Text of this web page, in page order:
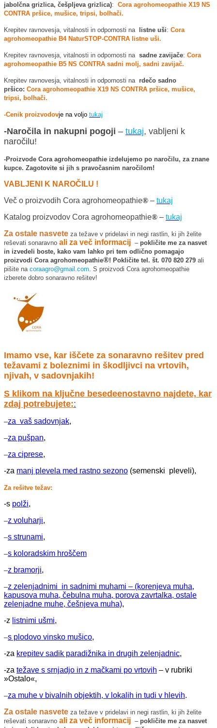
jabolčna grizlica, češpljeva grizlica): Cora agrohomeopathie X19 NS
CONTRA pršice, mušice, tripsi, bolhači.
Krepitev ravnovesja, vitalnosti in odpornosti na listne uši: Cora
agrohomeopathie B4 NaturSTOP-CONTRA listne uši.
Krepitev ravnovesja, vitalnosti in odpornosti na sadne zavijače: Cora
agrohomeopathie B5 NS CONTRA sadni molj, sadni zavijač.
Krepitev ravnovesja, vitalnosti in odpornosti na rdečo sadno
pršico: Cora agrohomeopathie X19 NS CONTRA pršice, mušice,
tripsi, bolhači.
-Cenik proizvodovje na voljo tukaj
-Naročila in nakupni pogoji – tukaj, vabljeni k
naročilu!
-Proizvode Cora agrohomeopathie izdelujemo po naročilu, za znane
kupce. Zagotovite si jih s pravočasnim naročilom!
VABLJENI K NAROČILU !
Več o proizvodih Cora agrohomeopathie® – tukaj
Katalog proizvodov Cora agrohomeopathie® – tukaj
Za ostale nasvete za težave v pridelavi in negi rastlin, ki jih želite
reševati sonaravno ali za več informacij – pokličite me za nasvet
in izvedeli boste, kako vam lahko pri tem odlično pomagajo
proizvodi Cora agrohomeopathie®! Pokličite tel. št. 070 820 279 ali
pišite na coraagro@gmail.com . S proizvodi Cora agrohomeopathie
izberete dobro sonaravno rešitev!
Imamo vse, kar iščete za sonaravno rešitev pred
težavami z boleznimi in škodljivci na vrtovih,
njivah, v sadovnjakih!
S klikom na ključne besedeenostavno najdete, kar
zdaj potrebujete::
–za vaš sadovnjak,
–za pušpan,
–za ciprese,
-za manj plevela med rastno sezono (semenski pleveli),
Za rešitve težav:
-s polži,
–z voluharji,
–s strunami,
–s koloradskim hroščem
–z bramorji,
–z zelenjadnimi in sadnimi muhami – (korenjeva muha,
kapusova muha, čebulna muha, porova zavrtalka, ostale
zelenjadne muhe, češnjeva muha),
-z listnimi ušmi,
–s plodovo vinsko mušico,
-za krepitev sadik paradižnika in drugih zelenjadnic,
-za težave s srnjadjo in z mačkami po vrtovih – v rubriki
»Ostalo«,
–za muhe v bivalnih objektih, v lokalih in tudi v hlevih.
Za ostale nasvete za težave v pridelavi in negi rastlin, ki jih želite
reševati sonaravno ali za več informacij – pokličite me za nasvet